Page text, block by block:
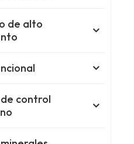
de alto
control